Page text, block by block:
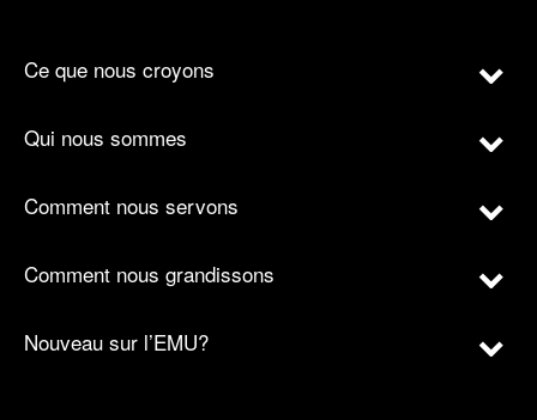
Ce que nous croyons
Qui nous sommes
Comment nous servons
Comment nous grandissons
Nouveau sur l’EMU?